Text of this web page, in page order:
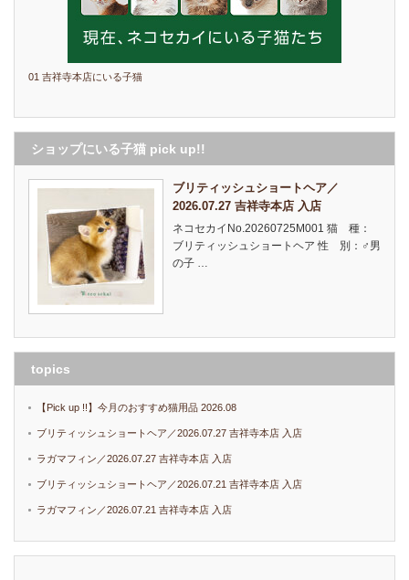
01 吉祥寺本店にいる子猫
ショップにいる子猫 pick up!!
ブリティッシュショートヘア／
2026.07.27 吉祥寺本店 入店
ネコセカイNo.20260725M001 猫 種：
ブリティッシュショートヘア 性 別：♂男
の子 …
topics
【Pick up !!】今月のおすすめ猫用品 2026.08
ブリティッシュショートヘア／2026.07.27 吉祥寺本店 入店
ラガマフィン／2026.07.27 吉祥寺本店 入店
ブリティッシュショートヘア／2026.07.21 吉祥寺本店 入店
ラガマフィン／2026.07.21 吉祥寺本店 入店